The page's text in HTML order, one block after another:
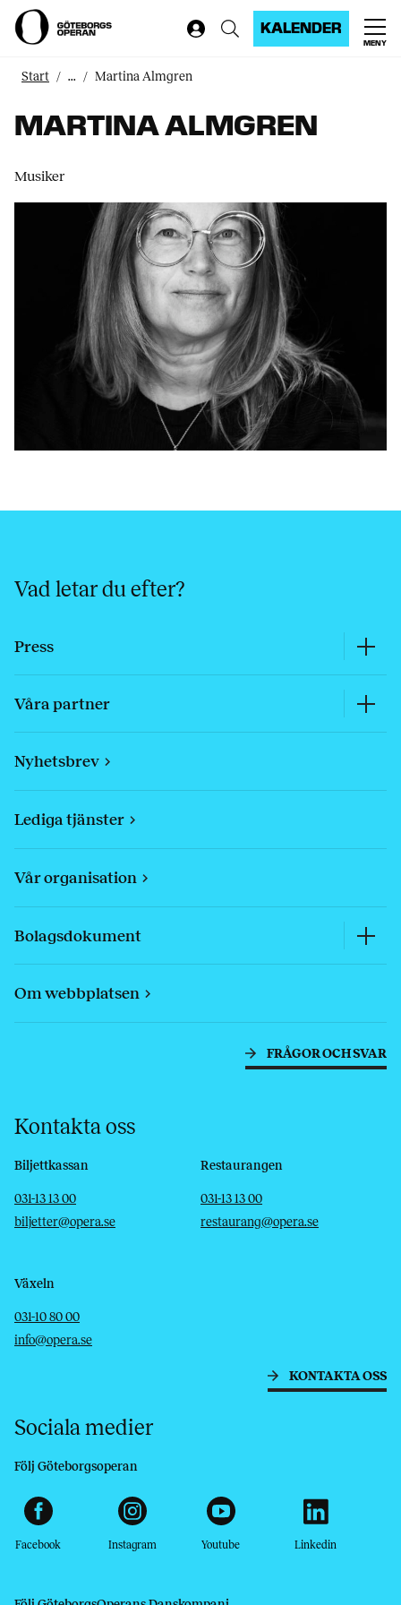
KALENDER
MENY
Start ... Martina Almgren
MARTINA ALMGREN
Musiker
Vad letar du efter?
Press
Våra partner
Nyhetsbrev
Lediga tjänster
Vår organisation
Bolagsdokument
Om webbplatsen
FRÅGOR OCH SVAR
Kontakta oss
Biljettkassan
Telefon
031-13 13 00
E-post
biljetter@opera.se
Restaurangen
Telefon
031-13 13 00
E-post
restaurang@opera.se
Växeln
Telefon
031-10 80 00
E-post
info@opera.se
KONTAKTA OSS
Sociala medier
Följ Göteborgsoperan
Facebook Instagram Youtube Linkedin